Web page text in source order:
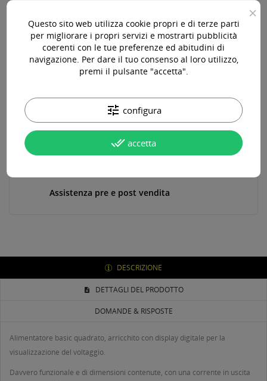
accetto le condizioni.
VOGLIO RICEVERE UNA NOTIFICA QUANDO TORNA DISPONIBILE
Paga online, alla consegna o in comode rate
Consegna in 24-48 ore lavorative*
Assistenza pre e post vendita
DESCRIZIONE
DETTAGLI DEL PRODOTTO
DOMANDE & RISPOSTE
Alimentatore basic quadrato, arricchito con display digitale per la
visualizzazione del voltaggio.
Davvero funzionale e di dimensioni contenute, con una corrente in uscita
×
Questo sito web utilizza cookie propri e di terze parti
per migliorare i propri servizi e mostrarti pubblicità
coerenti con le tue preferenze ed abitudini di
navigazione. Per dare il tuo consenso al loro utilizzo,
premi il pulsante "accetta".
tune configura
done_all accetta